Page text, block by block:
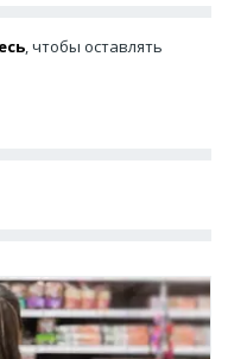
, чтобы оставлять